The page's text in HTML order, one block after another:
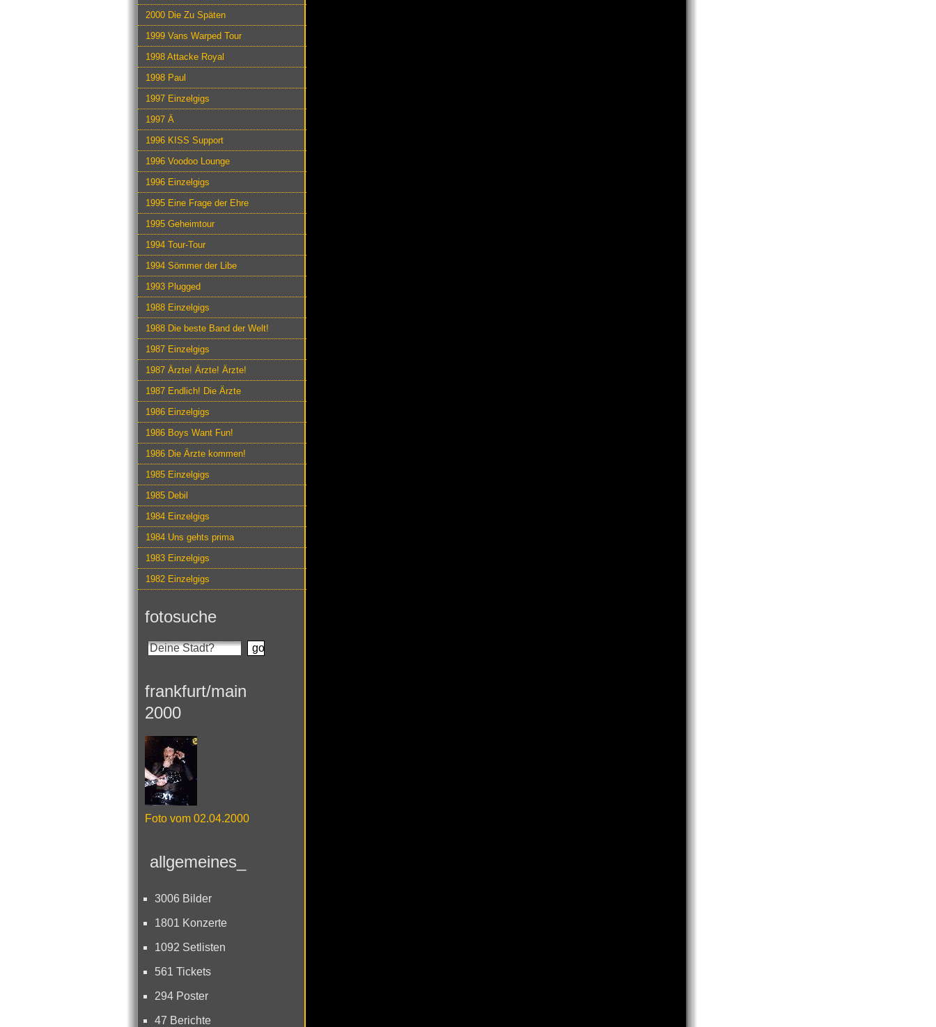
2000 Die Zu Späten
1999 Vans Warped Tour
1998 Attacke Royal
1998 Paul
1997 Einzelgigs
1997 Ä
1996 KISS Support
1996 Voodoo Lounge
1996 Einzelgigs
1995 Eine Frage der Ehre
1995 Geheimtour
1994 Tour-Tour
1994 Sömmer der Libe
1993 Plugged
1988 Einzelgigs
1988 Die beste Band der Welt!
1987 Einzelgigs
1987 Ärzte! Ärzte! Ärzte!
1987 Endlich! Die Ärzte
1986 Einzelgigs
1986 Boys Want Fun!
1986 Die Ärzte kommen!
1985 Einzelgigs
1985 Debil
1984 Einzelgigs
1984 Uns gehts prima
1983 Einzelgigs
1982 Einzelgigs
fotosuche
frankfurt/main
2000
Foto vom 02.04.2000
allgemeines_
3006 Bilder
1801 Konzerte
1092 Setlisten
561 Tickets
294 Poster
47 Berichte